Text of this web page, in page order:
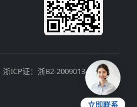
立即联系
浙ICP证：浙B2-20090134